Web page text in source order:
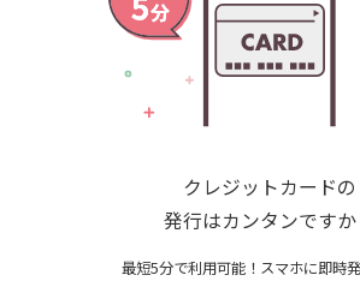
クレジットカードの
発行はカンタンですか
最短5分で利用可能！スマホに即時